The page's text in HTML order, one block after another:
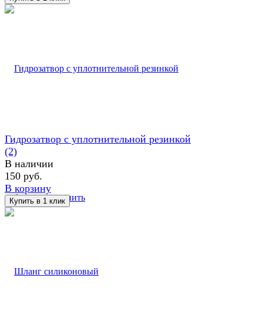
избранное сравнить
Гидрозатвор с уплотнительной резинкой
(2)
В наличии
150 руб.
В корзину